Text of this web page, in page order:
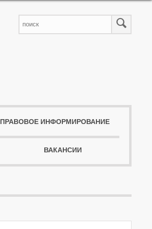
ПРАВОВОЕ ИНФОРМИРОВАНИЕ
ВАКАНСИИ